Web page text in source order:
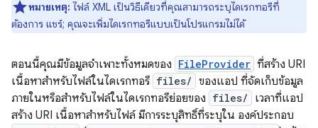
หมายเหตุ: ไฟล์ XML เป็นวิธีเดียวที่คุณสามารถระบุไดเรกทอรีที่
ต้องการ แชร์; คุณจะเพิ่มไดเรกทอรีแบบเป็นโปรแกรมไม่ได้
ตอนนี้คุณมีข้อมูลจำเพาะทั้งหมดของ FileProvider ที่สร้าง URI
เนื้อหาสำหรับไฟล์ในไดเรกทอรี files/ ของแอป ที่จัดเก็บข้อมูล
ภายในหรือสำหรับไฟล์ในไดเรกทอรีย่อยของ files/
เวลาที่แอป
สร้าง URI เนื้อหาสำหรับไฟล์ มีการระบุสิทธิ์ที่ระบุใน องค์ประกอบ